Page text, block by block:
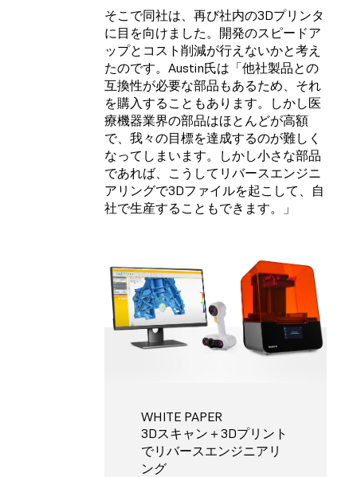
そこで同社は、再び社内の3Dプリンタ
に目を向けました。開発のスピードア
ップとコスト削減が行えないかと考え
たのです。Austin氏は「他社製品との
互換性が必要な部品もあるため、それ
を購入することもあります。しかし医
療機器業界の部品はほとんどが高額
で、我々の目標を達成するのが難しく
なってしまいます。しかし小さな部品
であれば、こうしてリバースエンジニ
アリングで3Dファイルを起こして、自
社で生産することもできます。」
WHITE PAPER
3Dスキャン＋3Dプリント
でリバースエンジニアリ
ング